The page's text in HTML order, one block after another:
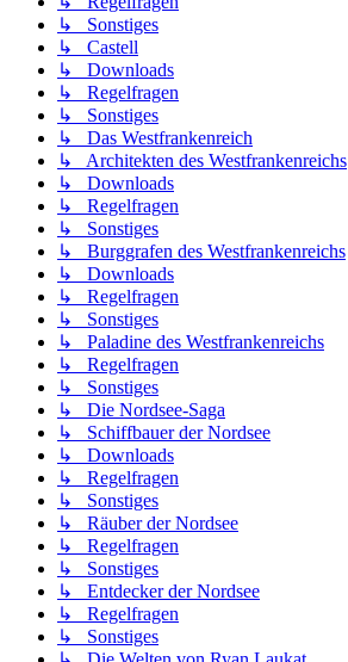
↳ Sonstiges
↳ Castell
↳ Downloads
↳ Regelfragen
↳ Sonstiges
↳ Das Westfrankenreich
↳ Architekten des Westfrankenreichs
↳ Downloads
↳ Regelfragen
↳ Sonstiges
↳ Burggrafen des Westfrankenreichs
↳ Downloads
↳ Regelfragen
↳ Sonstiges
↳ Paladine des Westfrankenreichs
↳ Regelfragen
↳ Sonstiges
↳ Die Nordsee-Saga
↳ Schiffbauer der Nordsee
↳ Downloads
↳ Regelfragen
↳ Sonstiges
↳ Räuber der Nordsee
↳ Regelfragen
↳ Sonstiges
↳ Entdecker der Nordsee
↳ Regelfragen
↳ Sonstiges